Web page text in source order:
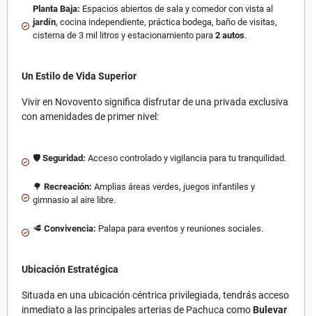
Planta Baja: Espacios abiertos de sala y comedor con vista al
jardín, cocina independiente, práctica bodega, baño de visitas,
cisterna de 3 mil litros y estacionamiento para 2 autos.
Un Estilo de Vida Superior
Vivir en Novovento significa disfrutar de una privada exclusiva
con amenidades de primer nivel:
🛡️ Seguridad: Acceso controlado y vigilancia para tu tranquilidad.
🌳 Recreación: Amplias áreas verdes, juegos infantiles y
gimnasio al aire libre.
🥩 Convivencia: Palapa para eventos y reuniones sociales.
Ubicación Estratégica
Situada en una ubicación céntrica privilegiada, tendrás acceso
inmediato a las principales arterias de Pachuca comoBulevar